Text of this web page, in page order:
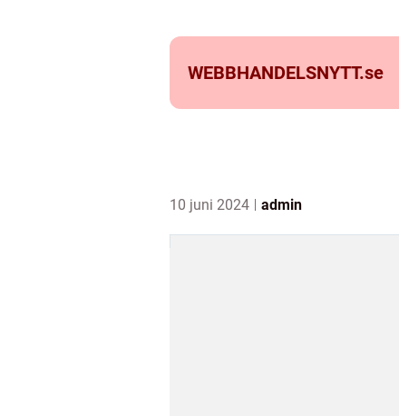
WEBBHANDELSNYTT.se
10 juni 2024 admin